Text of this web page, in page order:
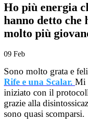
Ho più energia
hanno detto che
molto più
09 Feb
Sono molto grata e
Rife e una Scalar. Mi
iniziato con il
grazie alla
sono quasi scomparsi.